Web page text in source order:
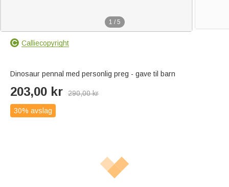
1 / 5
Calliecopyright
Dinosaur pennal med personlig preg - gave til barn
203,00 kr 290,00kr
30% avslag